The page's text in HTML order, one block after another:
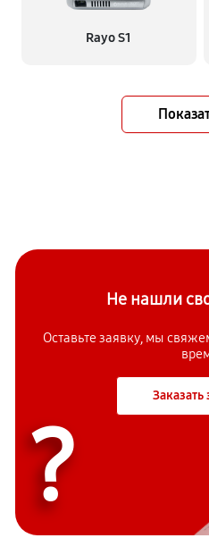
Rayo S1
Не нашли
Оставьте заявку, мы
Заказать
?